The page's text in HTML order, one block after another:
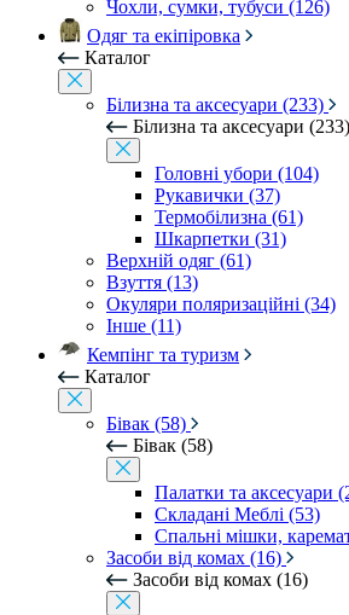
Чохли, сумки, тубуси (126)
Одяг та екіпіровка
Каталог
Білизна та аксесуари (233)
Білизна та аксесуари (233)
Головні убори (104)
Рукавички (37)
Термобілизна (61)
Шкарпетки (31)
Верхній одяг (61)
Взуття (13)
Окуляри поляризаційні (34)
Інше (11)
Кемпінг та туризм
Каталог
Бівак (58)
Бівак (58)
Палатки та аксесуари
Складані Меблі (53)
Спальні мішки,
Засоби від комах (16)
Засоби від комах (16)